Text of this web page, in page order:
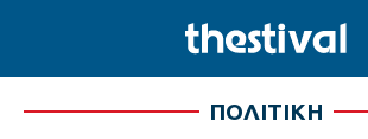
ΠΟΛΙΤΙΚΗ